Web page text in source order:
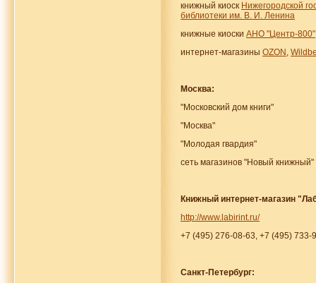
книжный киоск Нижегородской
библиотеки им. В. И. Ленина
книжные киоски АНО "Центр-800"
интернет-магазины OZON ,
Москва:
"Московский дом книги"
"Москва"
"Молодая гвардия"
сеть магазинов "Новый книжный"
Книжный интернет-магазин
http://www.labirint.ru/
+7 (495) 276-08-63, +7 (495) 733-
Санкт-Петербург: